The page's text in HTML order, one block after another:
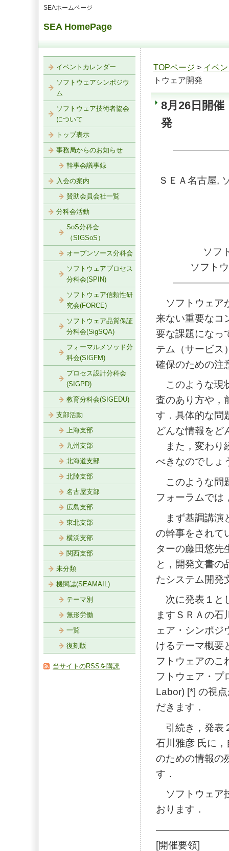
SEAホームページ
SEA HomePage
TOPページ > イベ
トウェア開発
8月26日開
発
ＳＥＡ名古屋,
ソフ
ソフト
ソフトウェア
来ない重要なコ
要な課題になっ
テム（サービス
確保のための注
このような現
査のあり方や，
す．具体的な問
どんな情報をど
また，変わり
べきなのでしょ
このような問
フォーラムでは
まず基調講演
の幹事をされて
ターの藤田悠先
と，開発文書の
たシステム開発
次に発表１と
ますＳＲＡの石
ェア・シンポジ
けるテーマ概要
フトウェアのこ
フトウェア・
Labor) [*] の視
だきます．
引続き，発表
石川雅彦 氏に
のための情報の
す．
ソフトウェア
おります．
[開催要領]
イベントカレンダー
ソフトウェアシンポジウ
ム
ソフトウェア技術者協会
について
トップ表示
事務局からのお知らせ
幹事会議事録
入会の案内
賛助会員会社一覧
分科会活動
SoS分科会
（SIGSoS）
オープンソース分科会
ソフトウェアプロセス
分科会(SPIN)
ソフトウェア信頼性研
究会(FORCE)
ソフトウェア品質保証
分科会(SigSQA)
フォーマルメソッド分
科会(SIGFM)
プロセス設計分科会
(SIGPD)
教育分科会(SIGEDU)
支部活動
上海支部
九州支部
北海道支部
北陸支部
名古屋支部
広島支部
東北支部
横浜支部
関西支部
未分類
機関誌(SEAMAIL)
テーマ別
無形労働
一覧
復刻版
当サイトのRSSを購読